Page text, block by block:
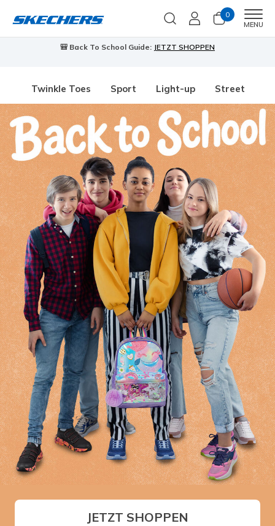
0
MENU
🎒 Back To School Guide: JETZT SHOPPEN
Twinkle Toes Sport Light-up Street
JETZT SHOPPEN